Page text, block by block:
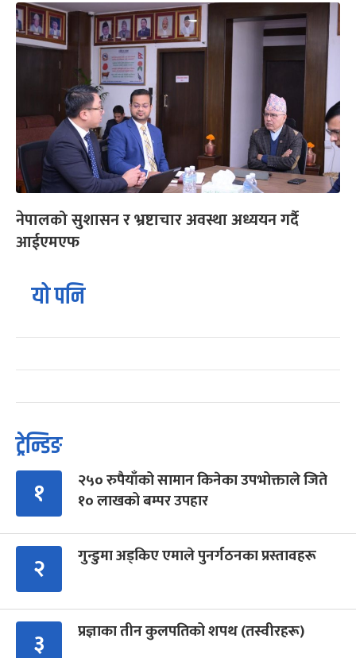
नेपालको सुशासन र भ्रष्टाचार अवस्था अध्ययन गर्दै
आईएमएफ
यो पनि
ट्रेन्डिङ
१
२५० रुपैयाँको सामान किनेका उपभोक्ताले जिते
१० लाखको बम्पर उपहार
२ गुन्डुमा अड्किए एमाले पुनर्गठनका प्रस्तावहरू
३ प्रज्ञाका तीन कुलपतिको शपथ (तस्वीरहरू)